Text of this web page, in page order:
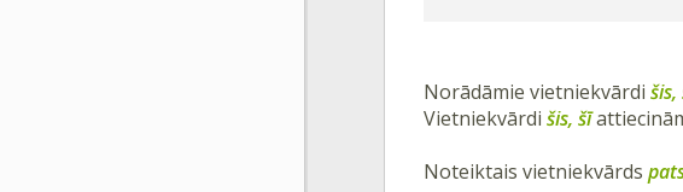
Norādāmie vietniekvārdi šis,
Vietniekvārdi šis, šī
Noteiktais vietniekvārds